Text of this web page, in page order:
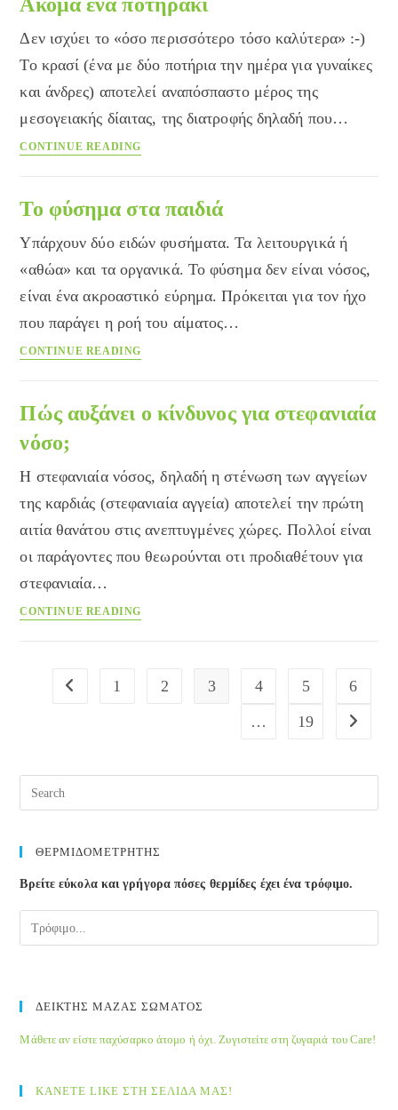
Δεν ισχύει το «όσο περισσότερο τόσο καλύτερα» :-)
Το κρασί (ένα με δύο ποτήρια την ημέρα για γυναίκες
και άνδρες) αποτελεί αναπόσπαστο μέρος της
μεσογειακής δίαιτας, της διατροφής δηλαδή που…
CONTINUE READING
Το φύσημα στα παιδιά
Υπάρχουν δύο ειδών φυσήματα. Τα λειτουργικά ή
«αθώα» και τα οργανικά. Το φύσημα δεν είναι νόσος,
είναι ένα ακροαστικό εύρημα. Πρόκειται για τον ήχο
που παράγει η ροή του αίματος…
CONTINUE READING
παιδιά
Πώς αυξάνει ο κίνδυνος για στεφανιαία
νόσο;
Η στεφανιαία νόσος, δηλαδή η στένωση των αγγείων
της καρδιάς (στεφανιαία αγγεία) αποτελεί την πρώτη
αιτία θανάτου στις ανεπτυγμένες χώρες. Πολλοί είναι
οι παράγοντες που θεωρούνται οτι προδιαθέτουν για
στεφανιαία…
CONTINUE READING
Go to the previous page
1 2 3 4 5
6
…
19 Go to
ΘΕΡΜΙΔΟΜΕΤΡΗΤΗΣ
Βρείτε εύκολα και γρήγορα πόσες θερμίδες έχει ένα τρόφιμο.
ΔΕΙΚΤΗΣ ΜΑΖΑΣ ΣΩΜΑΤΟΣ
Μάθετε αν είστε παχύσαρκο άτομο ή όχι. Ζυγιστείτε στη ζυγαριά του Care!
ΚΑΝΕΤΕ LIKE ΣΤΗ ΣΕΛΙΔΑ ΜΑΣ!